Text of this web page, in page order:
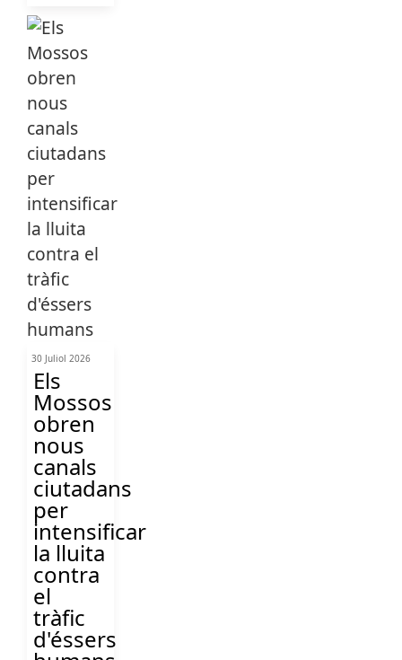
30 Juliol 2026
Els
Mossos
obren
nous
canals
ciutadans
per
intensificar
la lluita
contra
el
tràfic
d'éssers